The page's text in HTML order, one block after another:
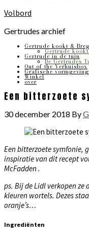
Volbord
Gertrudes archief
Gertrude kookt &
Gertrude
Gertrude in de tuin
De Gertrudes
Out of the Verhuisbox
Grafische vormgeving
Winkel
over
Een bitterzoete
30 december 2018 By
Een bitterzoete symfonie,
inspiratie van dit recept
McFadden .
ps. Bij de Lidl verkopen
kleuren wortels. Dezes
oranje’s…
Ingrediënten